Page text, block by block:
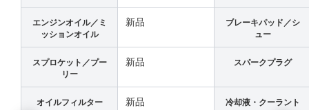
エンジンオイル／ミ
ッションオイル
新品
ブレーキパッド／シ
ュー
スプロケット／プー
リー
新品 スパークプラグ
オイルフィルター 新品 冷却液・クーラント